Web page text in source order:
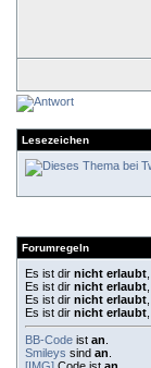
Lesezeichen
Forumregeln
Es ist dir nicht erlaubt
Es ist dir nicht erlaubt
Es ist dir nicht erlaubt
Es ist dir nicht erlaubt
BB-Code ist an
Smileys sind an